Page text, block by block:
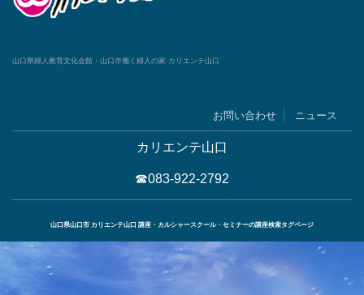
山口県婦人教育文化会館・山口市働く婦人の家 カリエンテ山口
お問い合わせ ニュース
カリエンテ山口
☎083-922-2792
山口県山口市 カリエンテ山口 講座・カルシャースクール・セミナーの講座検索タグページ